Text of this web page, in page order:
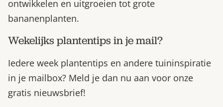
ontwikkelen en uitgroeien tot grote
bananenplanten.
Wekelijks plantentips in je mail?
Iedere week plantentips en andere tuininspiratie
in je mailbox? Meld je dan nu aan voor onze
gratis nieuwsbrief!